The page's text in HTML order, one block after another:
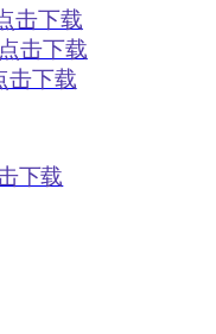
击下载
点击下载
击下载
下载